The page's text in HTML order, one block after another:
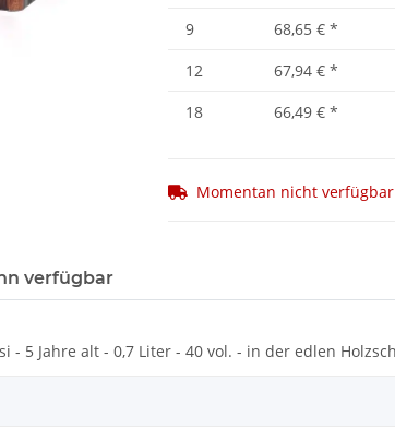
9
68,65 € *
12
67,94 € *
18
66,49 € *
Momentan nicht verfügbar
verfügbar
- 5 Jahre alt - 0,7 Liter - 40 vol. - in der edlen